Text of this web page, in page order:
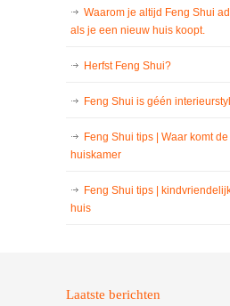
Waarom je altijd Feng Shui
als je een nieuw huis koopt.
Herfst Feng Shui?
Feng Shui is géén
Feng Shui tips | Waar komt
huiskamer
Feng Shui tips |
huis
Laatste berichten